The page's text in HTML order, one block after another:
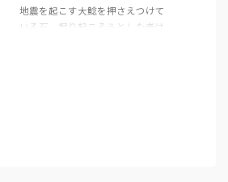
地震を起こす大鯰を押さえつけて
いる石。掘り起こそうとした者は